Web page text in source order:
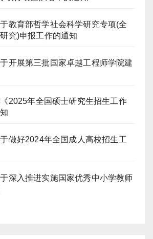
教育部哲学社会科学研究专项(全
究)申报工作的通知
开展第三批国家卓越工程师学院建
2025年全国硕士研究生招生工作
做好2024年全国成人高校招生工
深入推进实施国家优秀中小学教师